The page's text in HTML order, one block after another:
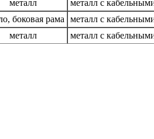
металл
металл с
боковая рама
металл с
металл металл с